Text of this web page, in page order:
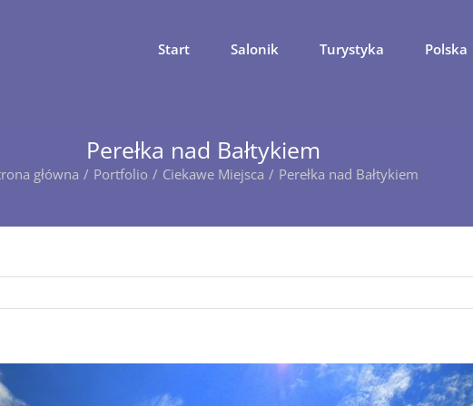
Start Salonik Turystyka Polska
Perełka nad Bałtykiem
główna Portfolio Ciekawe Miejsca Perełka nad Bałtykiem